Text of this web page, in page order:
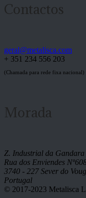
Contactos
geral@metalisca.com
+ 351 234 556 203
(Chamada para rede fixa nacional)
Morada
Z. Industrial da Gandara
Rua dos Enviendes
3740 - 227 Sever do
Portugal
© 2017-2023 Metalisca